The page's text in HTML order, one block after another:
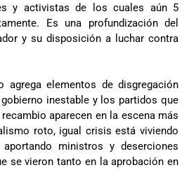
y activistas de los cuales aún 5
Es una profundización del
y su disposición a luchar contra
agrega elementos de disgregación
inestable y los partidos que
aparecen en la escena más
roto, igual crisis está viviendo
ministros y deserciones
se vieron tanto en la aprobación en